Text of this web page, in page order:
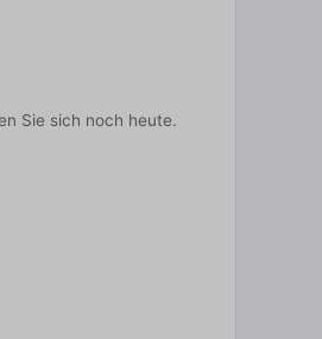
Sie sich noch heute.